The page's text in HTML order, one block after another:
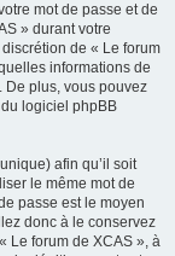
mot de passe et de
» durant votre
de « Le forum
informations de
De plus, vous pouvez
logiciel phpBB
afin qu’il soit
le même mot de
passe est le moyen
donc à le conservez
Le forum de XCAS », à